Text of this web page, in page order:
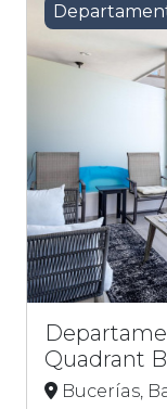
Quadrant
Bucerías,